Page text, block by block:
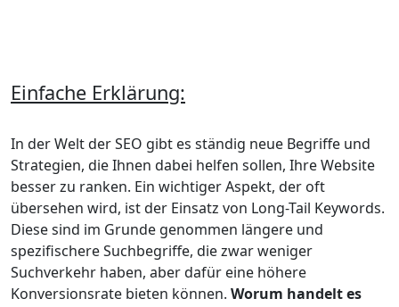
Einfache Erklärung:
In der Welt der SEO gibt es ständig neue Begriffe und
Strategien, die Ihnen dabei helfen sollen, Ihre Website
besser zu ranken. Ein wichtiger Aspekt, der oft
übersehen wird, ist der Einsatz von Long-Tail Keywords.
Diese sind im Grunde genommen längere und
spezifischere Suchbegriffe, die zwar weniger
Suchverkehr haben, aber dafür eine höhere
Konversionsrate bieten können. Worum handelt es